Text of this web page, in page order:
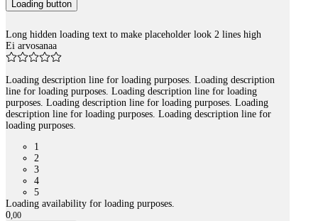
Loading button
Long hidden loading text to make placeholder look 2 lines high
Ei arvosanaa
Loading description line for loading purposes. Loading description
line for loading purposes. Loading description line for loading
purposes. Loading description line for loading purposes. Loading
description line for loading purposes. Loading description line for
loading purposes.
1
2
3
4
5
Loading availability for loading purposes.
0,00